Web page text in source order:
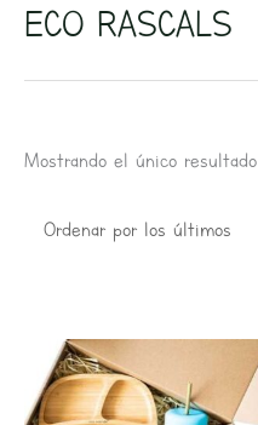
ECO RASCALS
Mostrando el único resultado